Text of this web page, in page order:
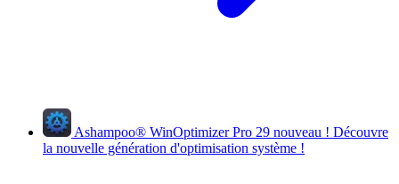
Ashampoo® WinOptimizer Pro 29 nouveau ! Découvre
la nouvelle génération d'optimisation système !